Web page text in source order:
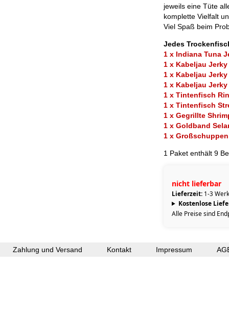
jeweils eine Tüte
komplette Vielfalt
Viel Spaß beim
Jedes
1 x Indiana Tuna
1 x Kabeljau
1 x Kabeljau
1 x Kabeljau
1 x Tintenfisch
1 x Tintenfisch
1 x Gegrillte
1 x Goldband
1 x
1 Paket enthält 9
nicht lieferbar
Lieferzeit: 1-3
Kostenlose
Alle Preise sind
Zahlung und Versand Kontakt Impressum